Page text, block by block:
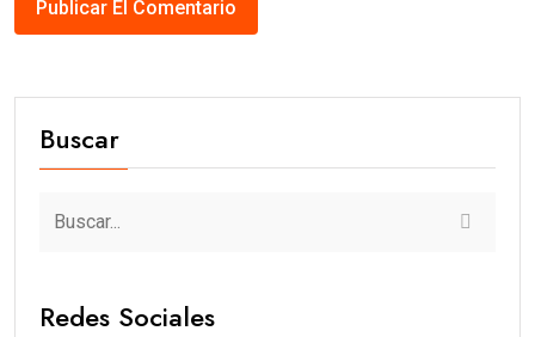
Buscar
Redes Sociales